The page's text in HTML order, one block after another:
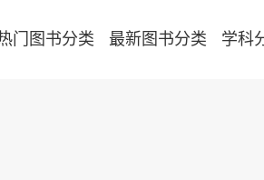
门图书分类 最新图书分类 学科